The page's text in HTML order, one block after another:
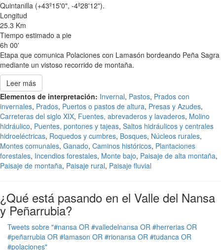
Quintanilla (+43º15'0", -4º28'12").
Longitud
25.3 Km
Tiempo estimado a pie
6h 00'
Etapa que comunica Polaciones con Lamasón bordeando Peña Sagra
mediante un vistoso recorrido de montaña.
Leer más
Elementos de interpretación: Invernal, Pastos, Prados con
invernales, Prados, Puertos o pastos de altura, Presas y Azudes,
Carreteras del siglo XIX, Fuentes, abrevaderos y lavaderos, Molino
hidráulico, Puentes, pontones y tajeas, Saltos hidráulicos y centrales
hidroeléctricas, Roquedos y cumbres, Bosques, Núcleos rurales,
Montes comunales, Ganado, Caminos históricos, Plantaciones
forestales, Incendios forestales, Monte bajo, Paisaje de alta montaña,
Paisaje de montaña, Paisaje rural, Paisaje fluvial
¿Qué está pasando en el Valle del Nansa
y Peñarrubia?
Tweets sobre "#nansa OR #valledelnansa OR #herrerias OR
#peñarrubia OR #lamason OR #rionansa OR #tudanca OR
#polaciones"